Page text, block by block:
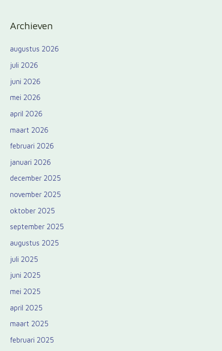
Archieven
augustus 2026
juli 2026
juni 2026
mei 2026
april 2026
maart 2026
februari 2026
januari 2026
december 2025
november 2025
oktober 2025
september 2025
augustus 2025
juli 2025
juni 2025
mei 2025
april 2025
maart 2025
februari 2025